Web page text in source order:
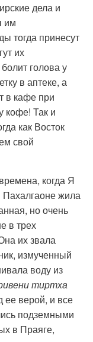
дела и
им
тогда принесут
их
голова у
в аптеке, а
в кафе при
кофе! Так и
как Восток
свой
когда Я
жила
но очень
в трех
их звала
измученный
воду из
тиртха
ее верой, и все
подземными
в Праяге,